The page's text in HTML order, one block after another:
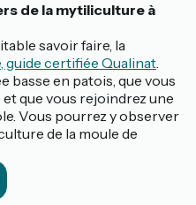
de la mytiliculture à
savoir faire, la
guide certifiée Qualinat.
basse en patois, que vous
que vous rejoindrez une
Vous pourrez y observer
de la moule de